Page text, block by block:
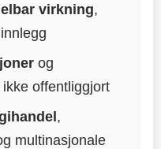
virkning,
og
ikke offentliggjort
,
multinasjonale